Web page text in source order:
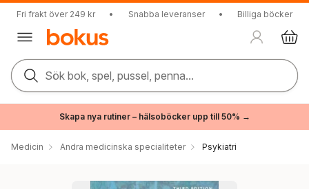
Fri frakt över 249 kr • Snabba leveranser • Billiga böcker
Sök bok, spel, pussel, penna...
Skapa nya rutiner – hälsoböcker upp till 50% →
Medicin Andra medicinska specialiteter Psykiatri